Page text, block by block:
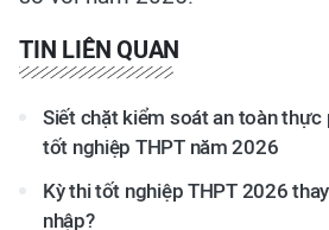
TIN LIÊN QUAN
Siết chặt kiểm soát an toàn
tốt nghiệp THPT năm 2026
Kỳ thi tốt nghiệp THPT 2026
nhập?